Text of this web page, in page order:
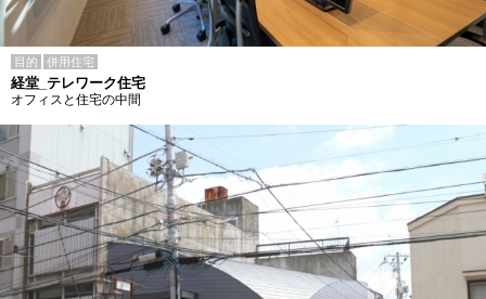
目的 併用住宅
経堂_テレワーク住宅
オフィスと住宅の中間